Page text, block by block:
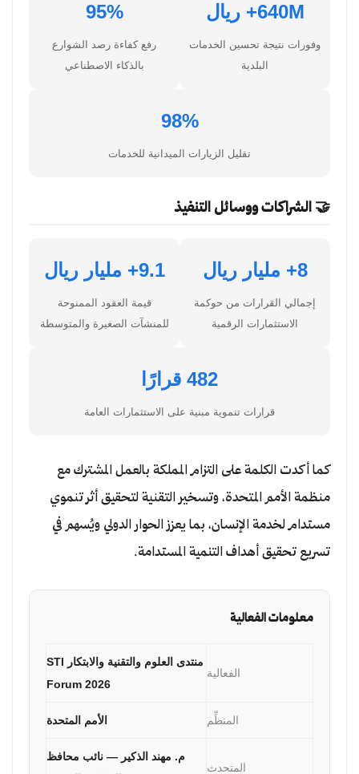
640M+ ريال
وفورات نتيجة تحسين الخدمات
البلدية
95%
رفع كفاءة رصد الشوارع
بالذكاء الاصطناعي
98%
تقليل الزيارات الميدانية للخدمات
🤝 الشراكات ووسائل التنفيذ
8+ مليار ريال
إجمالي القرارات من حوكمة
الاستثمارات الرقمية
9.1+ مليار ريال
قيمة العقود الممنوحة
للمنشآت الصغيرة والمتوسطة
482 قرارًا
قرارات تنموية مبنية على الاستثمارات العامة
كما أكدت الكلمة على التزام المملكة بالعمل المشترك مع
منظمة الأمم المتحدة، وتسخير التقنية لتحقيق أثر تنموي
مستدام لخدمة الإنسان، بما يعزز الحوار الدولي ويُسهم في
تسريع تحقيق أهداف التنمية المستدامة.
معلومات الفعالية
الفعالية
منتدى العلوم والتقنية والابتكار STI
Forum 2026
المنظِّم الأمم المتحدة
المتحدث
م. مهند الذكير — نائب محافظ